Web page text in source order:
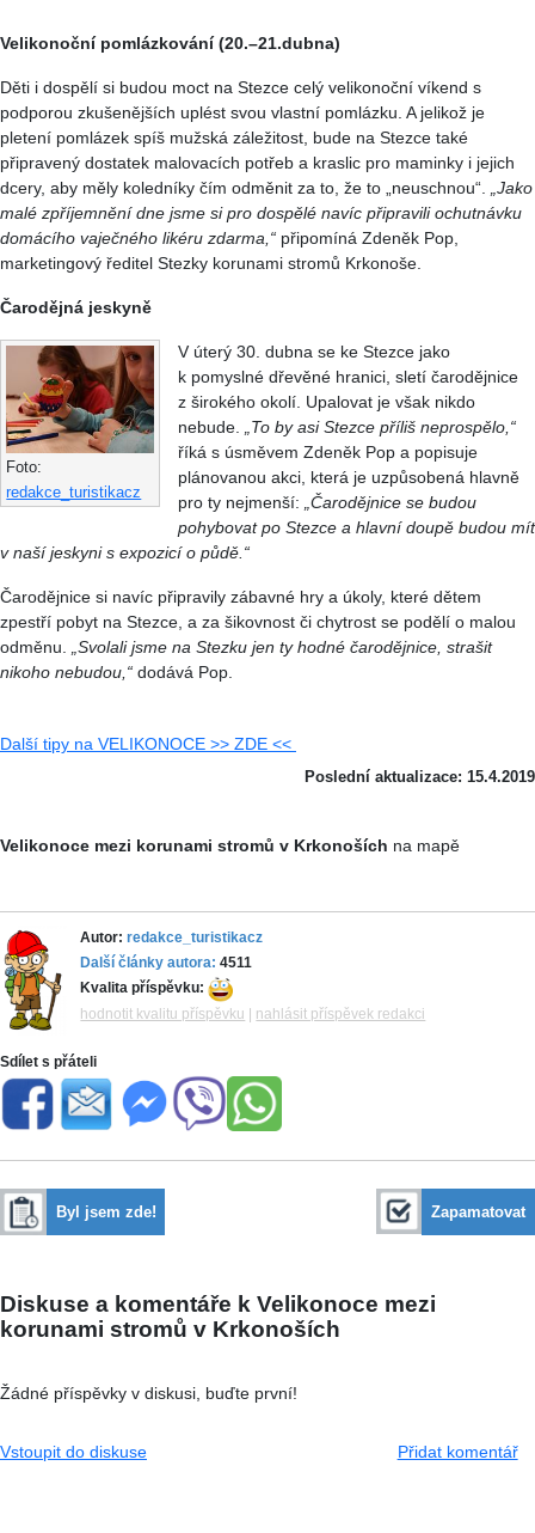
Velikonoční pomlázkování (20.–21.dubna)
Děti i dospělí si budou moct na Stezce celý velikonoční víkend s
podporou zkušenějších uplést svou vlastní pomlázku. A jelikož je
pletení pomlázek spíš mužská záležitost, bude na Stezce také
připravený dostatek malovacích potřeb a kraslic pro maminky i jejich
dcery, aby měly koledníky čím odměnit za to, že to „neuschnou“.
„Jako
malé zpříjemnění dne jsme si pro dospělé navíc připravili ochutnávku
domácího vaječného likéru zdarma,“ připomíná Zdeněk Pop,
marketingový ředitel Stezky korunami stromů Krkonoše.
Čarodějná jeskyně
Foto:
redakce_turistikacz
V úterý 30. dubna se ke Stezce jako
k pomyslné dřevěné hranici, sletí čarodějnice
z širokého okolí. Upalovat je však nikdo
nebude.
„To by asi Stezce příliš neprospělo,“
říká s úsměvem Zdeněk Pop a popisuje
plánovanou akci, která je uzpůsobená hlavně
pro ty nejmenší:
„Čarodějnice se budou
pohybovat po Stezce a hlavní doupě budou mít
v naší jeskyni s expozicí o půdě.“
Čarodějnice si navíc připravily zábavné hry a úkoly, které dětem
zpestří pobyt na Stezce, a za šikovnost či chytrost se podělí o malou
odměnu.
„Svolali jsme na Stezku jen ty hodné čarodějnice, strašit
nikoho nebudou,“ dodává Pop.
Další tipy na VELIKONOCE >> ZDE <<
Poslední aktualizace: 15.4.2019
Velikonoce mezi korunami stromů v Krkonoších na mapě
Autor:redakce_turistikacz
Další články autora: 4511
Kvalita příspěvku:
hodnotit kvalitu příspěvku
nahlásit příspěvek redakci
Sdílet s přáteli
Byl jsem zde! Zapamatovat
Diskuse a komentáře k Velikonoce mezi
korunami stromů v Krkonoších
Žádné příspěvky v diskusi, buďte první!
Vstoupit do diskuse Přidat komentář